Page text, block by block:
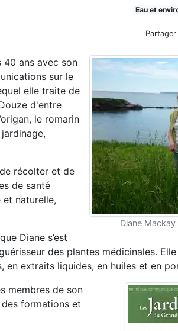
Eau et
Diane
40 ans avec son
sur le
elle traite de
d'entre
le romarin
récolter et de
de santé
naturelle,
Diane s’est
des plantes médicinales.
en extraits liquides, en huiles et en
membres de son
formations et